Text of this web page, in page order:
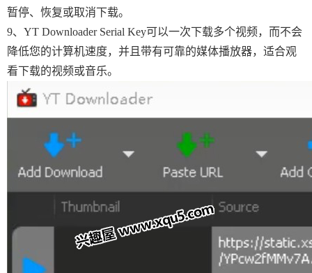
暂停、恢复或取消下载。
9、YT Downloader Serial Key可以一次下载多个视频，而不会
降低您的计算机速度，并且带有可靠的媒体播放器，适合观
看下载的视频或音乐。